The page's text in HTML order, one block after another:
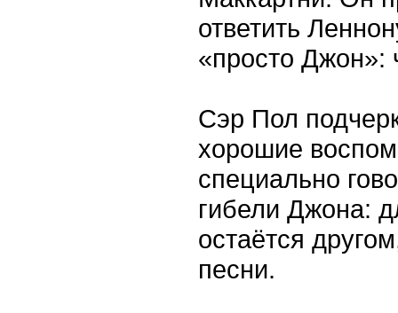
ответить
«просто Джон»:
Сэр Пол
хорошие
специально
гибели Джона:
остаётся
песни.